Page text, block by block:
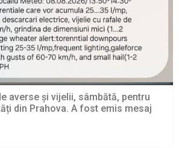
averse și vijelii, sâmbătă, pentru
din Prahova. A fost emis mesaj